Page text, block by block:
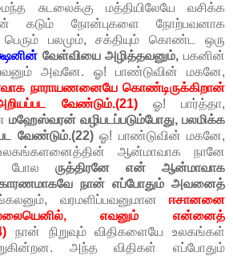
சுடலைக்கு மத்தியிலேயே வசிக்க
கடும் நோன்புகளை நோற்பவனாக
பலமும், சக்தியும் கொண்ட ஒரு
வேள்வியை அழித்தவனும், பகனின்
அவனே. ஓ! பாண்டுவின் மகனே,
நாராயணனையே கொண்டிருக்கிறான்
வேண்டும்.(21)ஓ! பார்த்தா,
மஹேஸ்வரன் வழிபடப்படும்போது, பலமிக்க
வேண்டும்.(22)ஓ! பாண்டுவின் மகனே,
ஆன்மாவாக நானே
போல ருத்திரனே என் ஆன்மாவாக
நான் எப்போதும் அவனைத்
வரமளிப்பவனுமான ஈசானனை
எவனும் என்னைத்
நான் நிறுவும் விதிகளையே உலகங்கள்
அந்த விதிகள் எப்போதும்